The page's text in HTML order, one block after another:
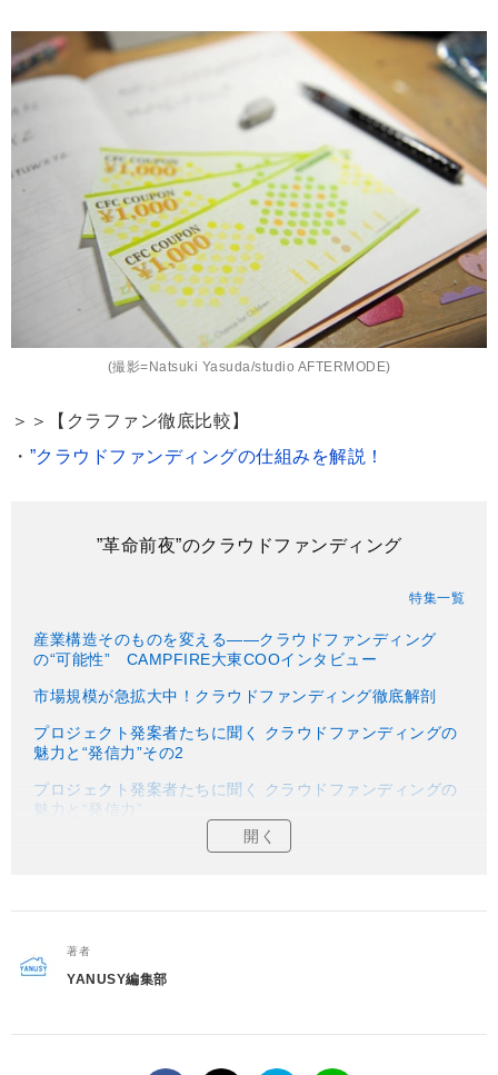
(撮影=Natsuki Yasuda/studio AFTERMODE)
＞＞【クラファン徹底比較】
・ ”クラウドファンディングの仕組みを解説！
”革命前夜”のクラウドファンディング
特集一覧
産業構造そのものを変える――クラウドファンディング
の“可能性” CAMPFIRE大東COOインタビュー
市場規模が急拡大中！クラウドファンディング徹底解剖
プロジェクト発案者たちに聞く クラウドファンディングの
魅力と“発信力”その2
プロジェクト発案者たちに聞く クラウドファンディングの
魅力と“発信力”
開く
著者
YANUSY編集部